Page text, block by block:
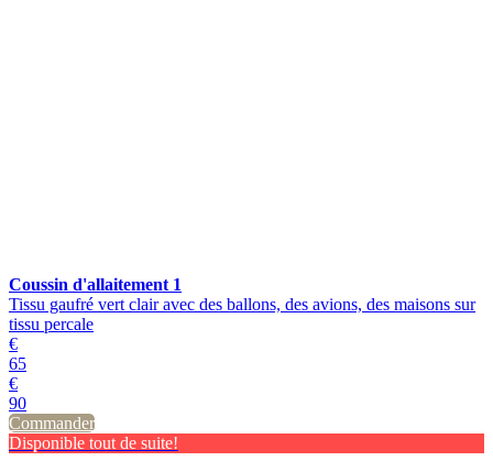
Coussin d'allaitement 1
Tissu gaufré vert clair avec des ballons, des avions, des maisons sur
tissu percale
€
65
€
90
Commander
Disponible tout de suite!